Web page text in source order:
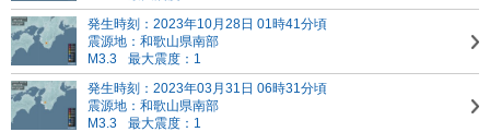
発生時刻：2023年10月28日 01時41分頃
震源地：和歌山県南部
M3.3
最大震度：1
発生時刻：2023年03月31日 06時31分頃
震源地：和歌山県南部
M3.3
最大震度：1